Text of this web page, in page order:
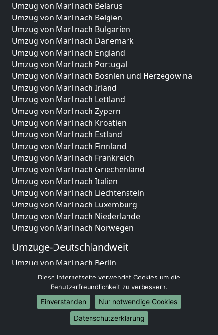
Umzug von Marl nach Belarus
Umzug von Marl nach Belgien
Umzug von Marl nach Bulgarien
Umzug von Marl nach Dänemark
Umzug von Marl nach England
Umzug von Marl nach Portugal
Umzug von Marl nach Bosnien und Herzegowina
Umzug von Marl nach Irland
Umzug von Marl nach Lettland
Umzug von Marl nach Zypern
Umzug von Marl nach Kroatien
Umzug von Marl nach Estland
Umzug von Marl nach Finnland
Umzug von Marl nach Frankreich
Umzug von Marl nach Griechenland
Umzug von Marl nach Italien
Umzug von Marl nach Liechtenstein
Umzug von Marl nach Luxemburg
Umzug von Marl nach Niederlande
Umzug von Marl nach Norwegen
Umzüge-Deutschlandweit
Umzug von Marl nach Berlin
Umzug von Marl nach Hamburg
Umzug von Marl nach München
Umzug von Marl nach Köln
Umzug von Marl nach Frankfurt am Main
Umzug von Marl nach Stuttgart
Diese Internetseite verwendet Cookies um die
Benutzerfreundlichkeit zu verbessern.
Einverstanden
Nur notwendige Cookies
Datenschutzerklärung